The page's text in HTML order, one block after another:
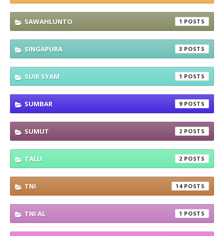
SAWAHLUNTO 1
SINGAPURA 3
SUIR SYAM 1
SUMBAR 9
SUMUT 2
TALU 2
TNI 14
TNI AL 1